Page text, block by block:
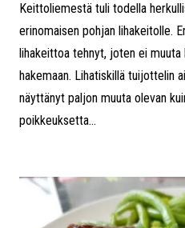
Keittoliemestä tuli todella
erinomaisen pohjan lihakeitolle.
lihakeittoa tehnyt, joten ei muuta
hakemaan. Lihatiskillä tuijottelin
näyttänyt paljon muuta olevan
poikkeuksetta...